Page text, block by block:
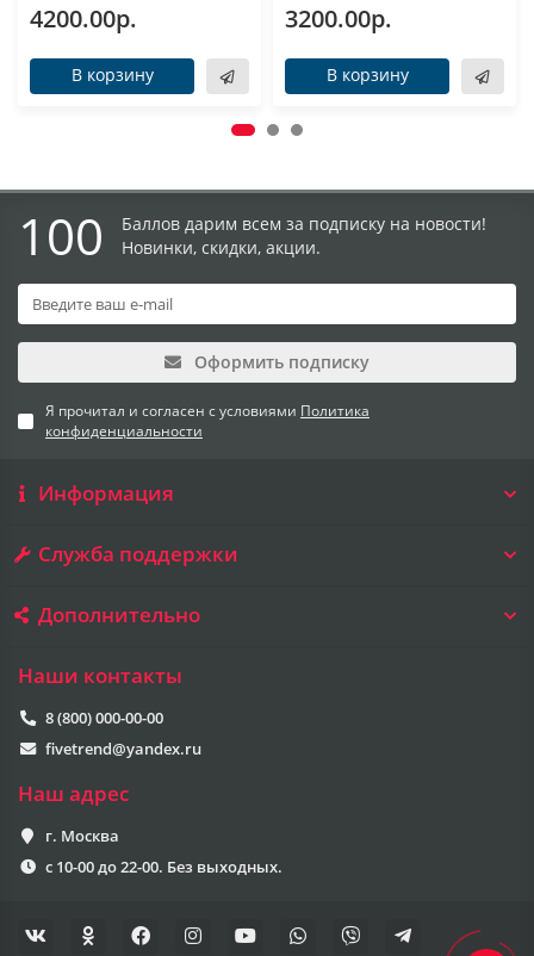
4200.00р.
В корзину
3200.00р.
В корзину
100
Баллов дарим всем за подписку на новости!
Новинки, скидки, акции.
Оформить подписку
Я прочитал и согласен с условиями Политика
конфиденциальности
Информация
Служба поддержки
Дополнительно
Наши контакты
8 (800) 000-00-00
fivetrend@yandex.ru
Наш адрес
г. Москва
с 10-00 до 22-00. Без выходных.